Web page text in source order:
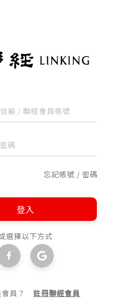
忘記帳號 / 密碼
登入
選擇以下方式
會員？註冊聯經會員